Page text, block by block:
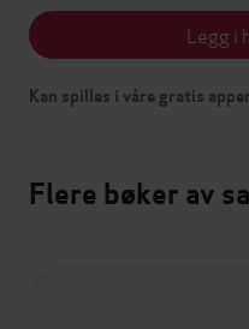
Legg i
Kan spilles i våre gratis
Flere bøker av